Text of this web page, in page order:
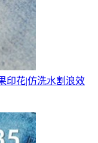
印花|仿洗水割浪效